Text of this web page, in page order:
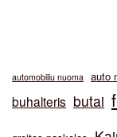
automobiliu nuoma auto
buhalteris butai